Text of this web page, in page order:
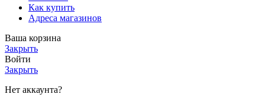
Как купить
Адреса магазинов
Ваша корзина
Закрыть
Войти
Закрыть
Нет аккаунта?